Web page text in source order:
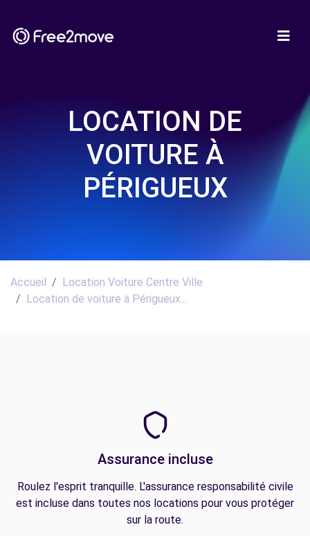
LOCATION DE
VOITURE À
PÉRIGUEUX
Accueil
Location Voiture Centre Ville
Location de voiture à Périgueux...
Assurance incluse
Roulez l'esprit tranquille. L'assurance responsabilité civile
est incluse dans toutes nos locations pour vous protéger
sur la route.